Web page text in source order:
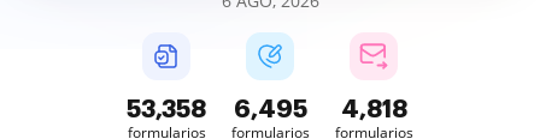
53,359
formularios
6,495
formularios
4,818
formularios